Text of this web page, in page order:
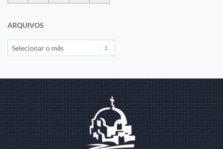
ARQUIVOS